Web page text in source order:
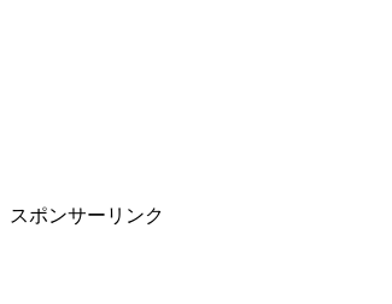
スポンサーリンク